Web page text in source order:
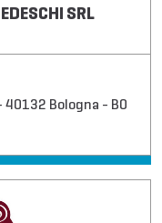
SRL
Bologna - BO